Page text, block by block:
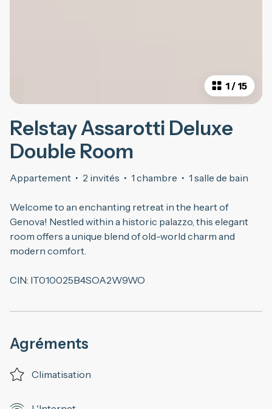
1/ 15
Relstay Assarotti Deluxe
Double Room
Appartement · 2 invités · 1 chambre · 1 salle de bain
Welcome to an enchanting retreat in the heart of
Genova! Nestled within a historic palazzo, this elegant
room offers a unique blend of old-world charm and
modern comfort.
CIN: IT010025B4SOA2W9WO
Agréments
Climatisation